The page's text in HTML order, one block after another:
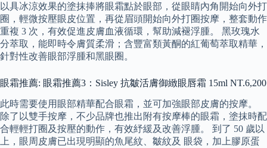
以具冰涼效果的塗抹捧將眼霜點於眼部，從眼睛內角開始向外打
圈，輕微按壓眼皮位置，再從眉頭開始向外打圈按摩，整套動作
重複 3 次，有效促進皮膚血液循環，幫助減褪浮腫。 黑玫瑰水
分萃取，能即時令膚質柔滑；含豐富類黃酮的紅葡萄萃取精華，
針對性改善眼部浮腫和黑眼圈。
眼霜推薦: 眼霜推薦3：Sisley 抗皺活膚御緻眼唇霜 15ml NT.6,200
此時需要使用眼部精華配合眼霜，並可加強眼部皮膚的按摩。
除了以雙手按摩，不少品牌也推出附有按摩棒的眼霜，塗抹時配
合輕輕打圈及按壓的動作，有效紓緩及改善浮腫。 到了 50 歲以
上，眼周皮膚已出現明顯的魚尾紋、皺紋及 眼袋，加上膠原蛋